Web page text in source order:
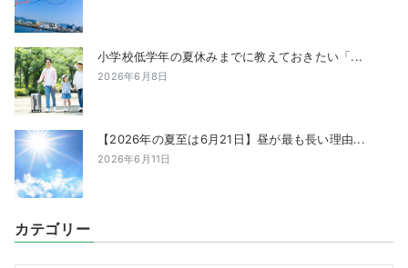
小学校低学年の夏休みまでに教えておきたい「...
2026年6月8日
【2026年の夏至は6月21日】昼が最も長い理由...
2026年6月11日
カテゴリー